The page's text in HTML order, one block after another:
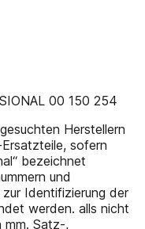
00 150 254
Herstellern
sofern
bezeichnet
und
Identifizierung der
werden. alls nicht
mm. Satz-,